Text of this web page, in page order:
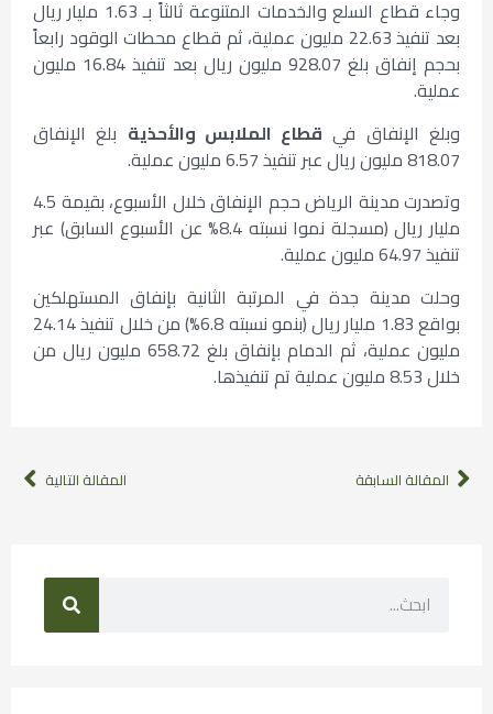
وجاء قطاع السلع والخدمات المتنوعة ثالثاً بـ 1.63 مليار ريال
بعد تنفيذ 22.63 مليون عملية، ثم قطاع محطات الوقود رابعاً
بحجم إنفاق بلغ 928.07 مليون ريال بعد تنفيذ 16.84 مليون
عملية.
وبلغ الإنفاق في قطاع الملابس والأحذية بلغ الإنفاق
818.07 مليون ريال عبر تنفيذ 6.57 مليون عملية.
وتصدرت مدينة الرياض حجم الإنفاق خلال الأسبوع، بقيمة 4.5
مليار ريال (مسجلة نموا نسبته 8.4% عن الأسبوع السابق) عبر
تنفيذ 64.97 مليون عملية.
وحلت مدينة جدة في المرتبة الثانية بإنفاق المستهلكين
بواقع 1.83 مليار ريال (بنمو نسبته 6.8%) من خلال تنفيذ 24.14
مليون عملية، ثم الدمام بإنفاق بلغ 658.72 مليون ريال من
خلال 8.53 مليون عملية تم تنفيذها.
المقالة السابقة المقالة التالية